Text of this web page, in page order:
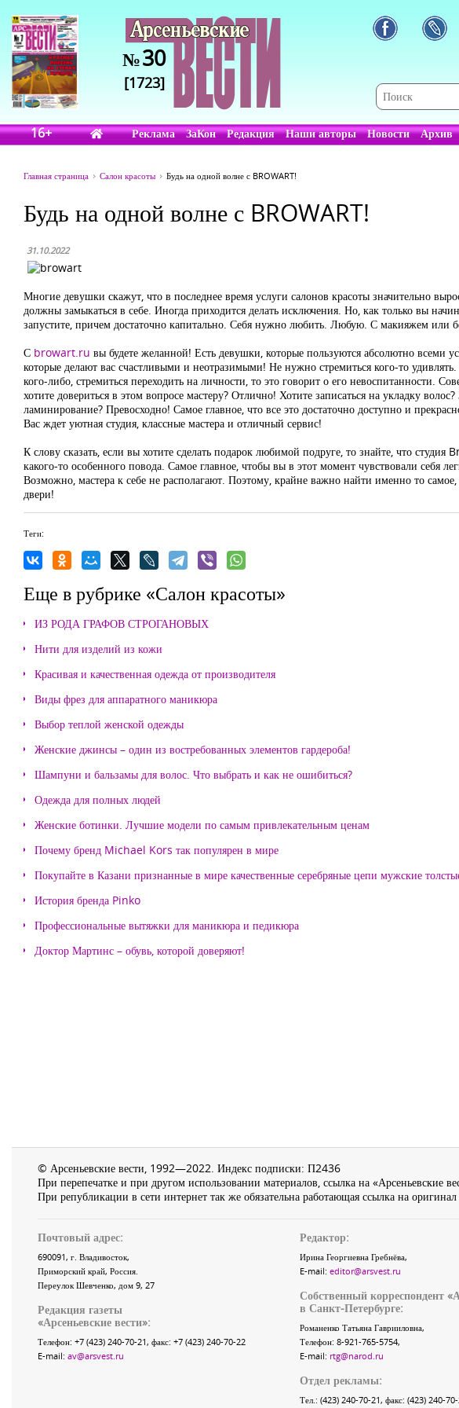
№30
[1723]
16+ Реклама ЗаКон Редакция Наши авторы Новости Архив
Главная страница Салон красоты Будь на одной волне с BROWART!
Будь на одной волне с BROWART!
31.10.2022
Многие девушки скажут, что в последнее время услуги салонов красоты значительно
должны замыкаться в себе. Иногда приходится делать исключения. Но, как только вы
запустите, причем достаточно капитально. Себя нужно любить. Любую. С макияжем или
С browart.ru вы будете желанной! Есть девушки, которые пользуются абсолютно всеми
которые делают вас счастливыми и неотразимыми! Не нужно стремиться кого-то
кого-либо, стремиться переходить на личности, то это говорит о его
хотите довериться в этом вопросе мастеру? Отлично! Хотите записаться на укладку
ламинирование? Превосходно! Самое главное, что все это достаточно доступно и
Вас ждет уютная студия, классные мастера и отличный сервис!
К слову сказать, если вы хотите сделать подарок любимой подруге, то знайте, что
какого-то особенного повода. Самое главное, чтобы вы в этот момент чувствовали себя
Возможно, мастера к себе не располагают. Поэтому, крайне важно найти именно то
двери!
Теги:
Еще в рубрике «Салон красоты»
ИЗ РОДА ГРАФОВ СТРОГАНОВЫХ
Нити для изделий из кожи
Красивая и качественная одежда от производителя
Виды фрез для аппаратного маникюра
Выбор теплой женской одежды
Женские джинсы – один из востребованных элементов гардероба!
Шампуни и бальзамы для волос. Что выбрать и как не ошибиться?
Одежда для полных людей
Женские ботинки. Лучшие модели по самым привлекательным ценам
Почему бренд Michael Kors так популярен в мире
Покупайте в Казани признанные в мире качественные серебряные цепи мужские
История бренда Pinko
Профессиональные вытяжки для маникюра и педикюра
Доктор Мартинс – обувь, которой доверяют!
© Арсеньевские вести, 1992—2022. Индекс подписки: П2436
При перепечатке и при другом использовании материалов, ссылка на «Арсеньевские
При републикации в сети интернет так же обязательна работающая ссылка на
Почтовый адрес:
690091, г. Владивосток,
Приморский край, Россия.
Переулок Шевченко, дом 9, 27
Редакция газеты
«Арсеньевские вести»:
Телефон: +7 (423) 240-70-21, факс: +7 (423) 240-70-22
E-mail: av@arsvest.ru
Редактор:
Ирина Георгиевна Гребнёва,
E-mail: editor@arsvest.ru
Собственный корреспондент
в Санкт-Петербурге:
Романенко Татьяна Гаврииловна,
Телефон: 8-921-765-5754,
E-mail: rtg@narod.ru
Отдел рекламы:
Тел.: (423) 240-70-21, факс: (423) 240-